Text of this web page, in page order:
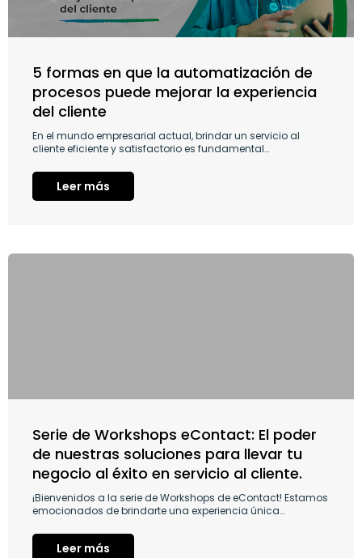
5 formas en que la automatización de
procesos puede mejorar la experiencia
del cliente
En el mundo empresarial actual, brindar un servicio al
cliente eficiente y satisfactorio es fundamental…
Leer más
Serie de Workshops eContact: El poder
de nuestras soluciones para llevar tu
negocio al éxito en servicio al cliente.
¡Bienvenidos a la serie de Workshops de eContact! Estamos
emocionados de brindarte una experiencia única…
Leer más